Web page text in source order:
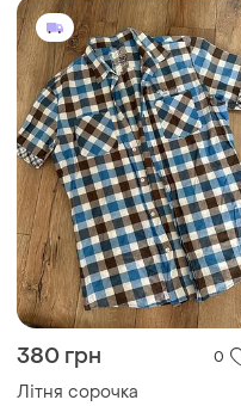
380 грн 0
Літня сорочка